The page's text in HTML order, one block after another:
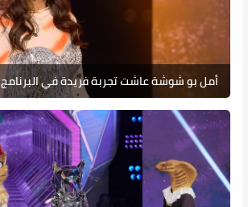
أمل بو شوشة عاشت تجربة فريدة في البرنامج